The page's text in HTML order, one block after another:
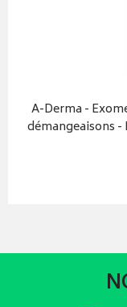
A-Derma -
démangeaisons -